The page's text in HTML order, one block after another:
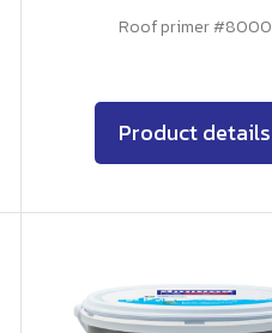
Roof primer #8000
Product details